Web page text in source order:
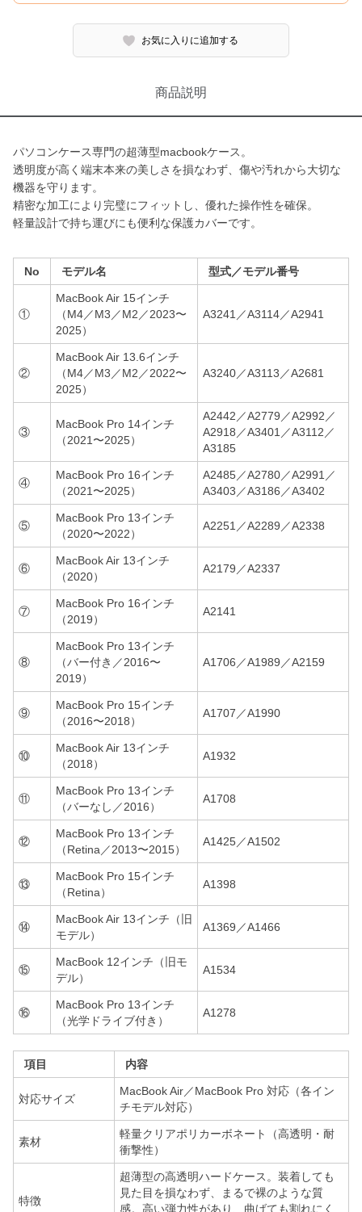
お気に入りに追加する
商品説明
パソコンケース専門の超薄型macbookケース。
透明度が高く端末本来の美しさを損なわず、傷や汚れから大切な
機器を守ります。
精密な加工により完璧にフィットし、優れた操作性を確保。
軽量設計で持ち運びにも便利な保護カバーです。
No モデル名 型式／モデル番号
①
MacBook Air 15インチ
（M4／M3／M2／2023〜
2025）
A3241／A3114／A2941
②
MacBook Air 13.6インチ
（M4／M3／M2／2022〜
2025）
A3240／A3113／A2681
③
MacBook Pro 14インチ
（2021〜2025）
A2442／A2779／A2992／
A2918／A3401／A3112／
A3185
④
MacBook Pro 16インチ
（2021〜2025）
A2485／A2780／A2991／
A3403／A3186／A3402
⑤
MacBook Pro 13インチ
（2020〜2022）
A2251／A2289／A2338
⑥
MacBook Air 13インチ
（2020）
A2179／A2337
⑦
MacBook Pro 16インチ
（2019）
A2141
⑧
MacBook Pro 13インチ
（バー付き／2016〜
2019）
A1706／A1989／A2159
⑨
MacBook Pro 15インチ
（2016〜2018）
A1707／A1990
⑩
MacBook Air 13インチ
（2018）
A1932
⑪
MacBook Pro 13インチ
（バーなし／2016）
A1708
⑫
MacBook Pro 13インチ
（Retina／2013〜2015）
A1425／A1502
⑬
MacBook Pro 15インチ
（Retina）
A1398
⑭
MacBook Air 13インチ（旧
モデル）
A1369／A1466
⑮
MacBook 12インチ（旧モ
デル）
A1534
⑯
MacBook Pro 13インチ
（光学ドライブ付き）
A1278
項目 内容
対応サイズ
MacBook Air／MacBook Pro 対応（各イン
チモデル対応）
素材
軽量クリアポリカーボネート（高透明・耐
衝撃性）
特徴
超薄型の高透明ハードケース。装着しても
見た目を損なわず、まるで裸のような質
感。高い弾力性があり、曲げても割れにく